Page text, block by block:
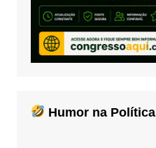
Humor na Política